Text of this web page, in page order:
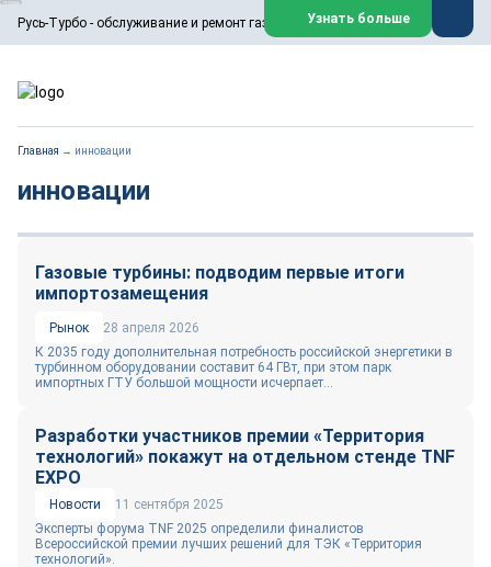
Русь-Турбо - обслуживание и ремонт газовых паровых турбин
ООО «Русь-Турбо» занимается сервисом газовых и паровых
турбин, комплексным ремонтом, восстановлением,
техническим обслуживанием оборудования ТЭС,
работают на нефтегазовых, нефтехимических,
металлургических и других предприятиях.
Реклама. ООО «Русь-Турбо», ИНН 7802588950
Перейти на сайт
Узнать больше
Главная → инновации
инновации
Газовые турбины: подводим первые итоги
импортозамещения
Рынок
28 апреля 2026
К 2035 году дополнительная потребность российской энергетики в
турбинном оборудовании составит 64 ГВт, при этом парк
импортных ГТУ большой мощности исчерпает...
Разработки участников премии «Территория
технологий» покажут на отдельном стенде TNF
EXPO
Новости
11 сентября 2025
Эксперты форума TNF 2025 определили финалистов
Всероссийской премии лучших решений для ТЭК «Территория
технологий».